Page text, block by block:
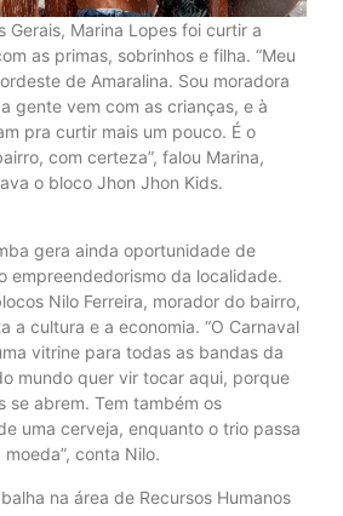
Gerais, Marina Lopes foi curtir a
as primas, sobrinhos e filha. “Meu
de Amaralina. Sou moradora
gente vem com as crianças, e à
pra curtir mais um pouco. É o
com certeza”, falou Marina,
o bloco Jhon Jhon Kids.
gera ainda oportunidade de
empreendedorismo da localidade.
Nilo Ferreira, morador do bairro,
a cultura e a economia. “O Carnaval
vitrine para todas as bandas da
mundo quer vir tocar aqui, porque
se abrem. Tem também os
uma cerveja, enquanto o trio passa
conta Nilo.
na área de Recursos Humanos